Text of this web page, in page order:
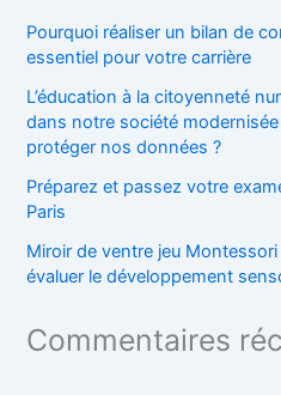
Pourquoi réaliser un bilan de
essentiel pour votre carrière
L’éducation à la citoyenneté
dans notre société
protéger nos données ?
Préparez et passez votre
Paris
Miroir de ventre jeu
évaluer le développement
Commentaires